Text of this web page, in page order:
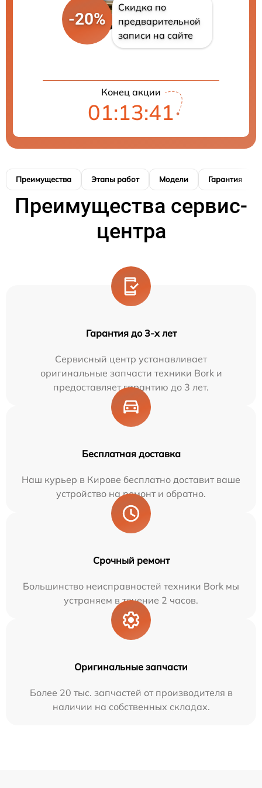
-20%
Скидка по
предварительной
записи на сайте
Конец акции
01:13:41
Преимущества Этапы работ Модели Гарантия
Преимущества сервис-
центра
Гарантия до 3-х лет
Сервисный центр устанавливает
оригинальные запчасти техники Bork и
предоставляет гарантию до 3 лет.
Бесплатная доставка
Наш курьер в Кирове бесплатно доставит ваше
устройство на ремонт и обратно.
Срочный ремонт
Большинство неисправностей техники Bork мы
устраняем в течение 2 часов.
Оригинальные запчасти
Более 20 тыс. запчастей от производителя в
наличии на собственных складах.